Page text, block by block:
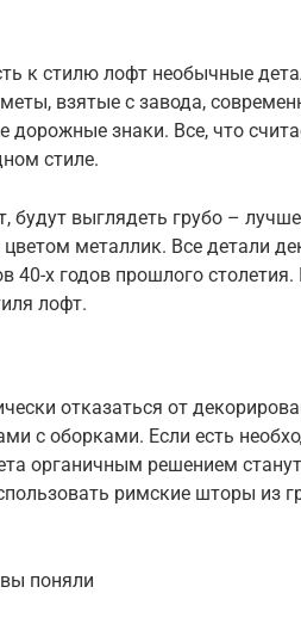
к стилю лофт необычные
взятые с завода,
дорожные знаки. Все, что
стиле.
будут выглядеть грубо –
металлик. Все детали
40-х годов прошлого
лофт.
отказаться от
с оборками. Если есть
органичным решением
римские шторы из
поняли